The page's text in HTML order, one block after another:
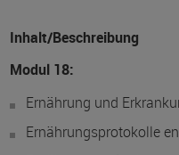
Inhalt/Beschreibung
Modul 18:
Ernährung und
Ernährungsprotokolle